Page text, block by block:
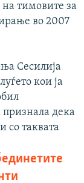
тимовите за
во 2007
Сесилија
кои ја
дека
со таквата